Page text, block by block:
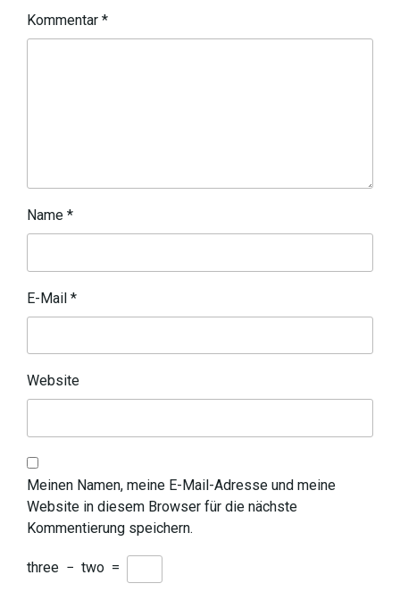
Kommentar *
Name *
E-Mail *
Website
Meinen Namen, meine E-Mail-Adresse und meine
Website in diesem Browser für die nächste
Kommentierung speichern.
three − two =